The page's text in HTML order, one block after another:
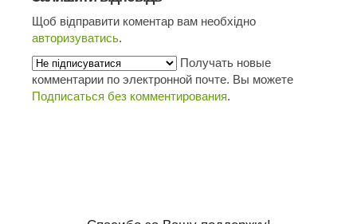
Щоб відправити коментар вам необхідно
авторизуватись.
Получать новые
комментарии по электронной почте. Вы можете
Подписаться без комментирования.